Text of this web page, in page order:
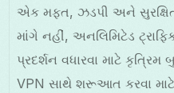
એક મફત, ઝડપી અને
માંગે નહીં, અનલિમિટેડ
પ્રદર્શન વધારવા માટે કૃત્રિમ
VPN સાથે શરૂઆત કરવા